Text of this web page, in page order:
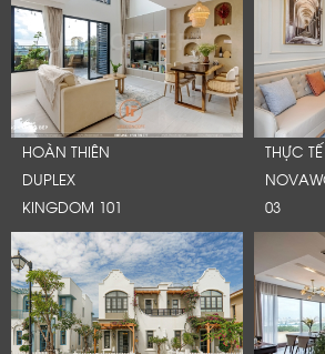
HOÀN THIÊN
DUPLEX
KINGDOM 101
THỰC TẾ
03